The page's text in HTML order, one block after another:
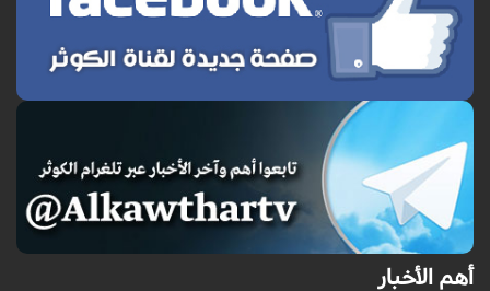
أهم الأخبار